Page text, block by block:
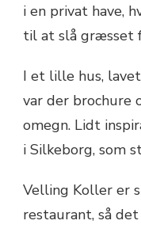
i en privat have,
til at slå græsset
I et lille hus,
var der brochure
omegn. Lidt
i Silkeborg, som
Velling Koller er
restaurant, så